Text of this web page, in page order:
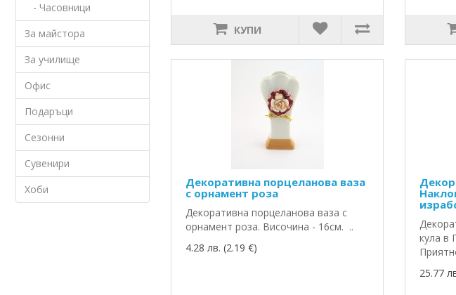
- Часовници
За майстора
За училище
Офис
Подаръци
Сезонни
Сувенири
Хоби
КУПИ
Декоративна порцеланова ваза
с орнамент роза
Декоративна порцеланова ваза с
орнамент роза. Височина - 16см. ..
4.28 лв. (2.19 €)
кула в
25.77